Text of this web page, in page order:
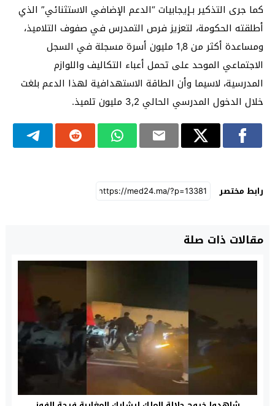
كما جرى التذكير بـإيجابيات “الدعم الإضافي الاستثنائي” الذي
أطلقته الحكومة، لتعزيز فرص التمدرس في صفوف التلاميذ،
ومساعدة أكثر من 1,8 مليون أسرة مسجلة في السجل
الاجتماعي الموحد على تحمل أعباء التكاليف واللوازم
المدرسية، لاسيما وأن الطاقة الاستهدافية لهذا الدعم بلغت
خلال الدخول المدرسي الحالي 3,2 مليون تلميذ.
رابط مختصر
مقالات ذات صلة